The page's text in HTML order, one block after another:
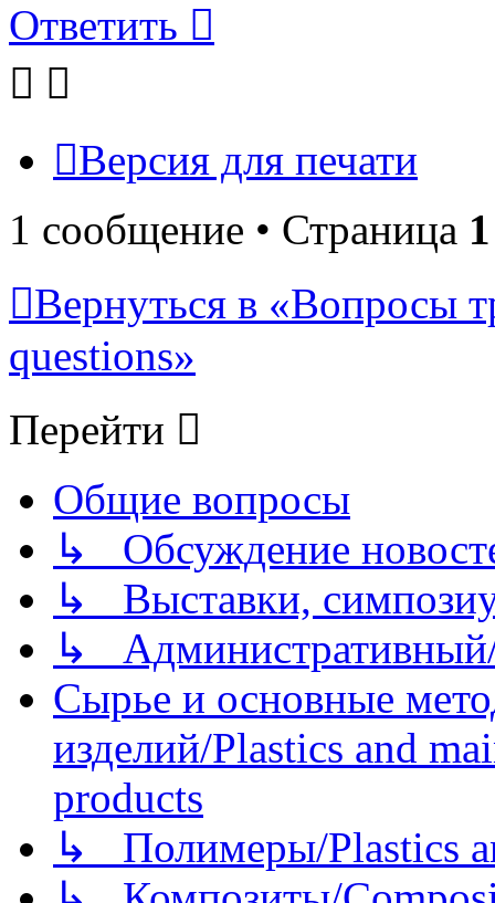
Ответить
Версия для печати
1 сообщение • Страница 1
Вернуться в «Вопросы
questions»
Перейти
Общие вопросы
↳ Обсуждение
↳ Выставки,
↳
Сырье и основные
изделий/Plastics and
products
↳ Полимеры/Plastics